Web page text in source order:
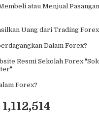
atau Menjual Pasangan
Uang dari Trading Forex
Dalam Forex?
Resmi Sekolah Forex
Forex?
1,112,514